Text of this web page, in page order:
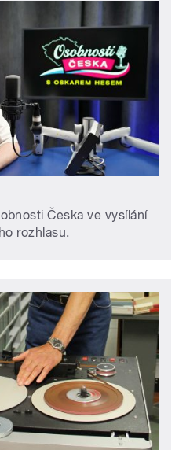
Česka ve vysílání
rozhlasu.